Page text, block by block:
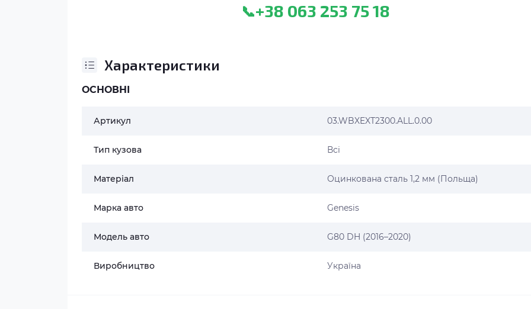
📞+38 063 253 75 18
Характеристики
ОСНОВНІ
Артикул 03.WBXEXT2300.ALL.0.00
Тип кузова Всі
Матеріал Оцинкована сталь 1,2 мм (Польща)
Марка авто Genesis
Модель авто G80 DH (2016–2020)
Виробництво Україна